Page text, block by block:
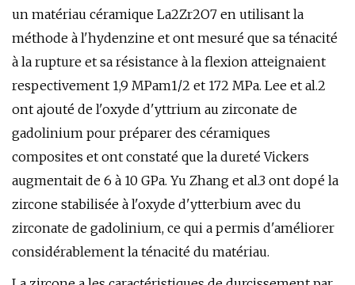
un matériau céramique La2Zr2O7 en utilisant la
méthode à l'hydenzine et ont mesuré que sa ténacité
à la rupture et sa résistance à la flexion atteignaient
respectivement 1,9 MPam1/2 et 172 MPa. Lee et al.2
ont ajouté de l'oxyde d'yttrium au zirconate de
gadolinium pour préparer des céramiques
composites et ont constaté que la dureté Vickers
augmentait de 6 à 10 GPa. Yu Zhang et al.3 ont dopé la
zircone stabilisée à l'oxyde d'ytterbium avec du
zirconate de gadolinium, ce qui a permis d'améliorer
considérablement la ténacité du matériau.